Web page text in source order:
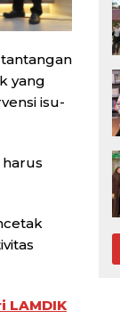
yang
isu-
LAMDIK